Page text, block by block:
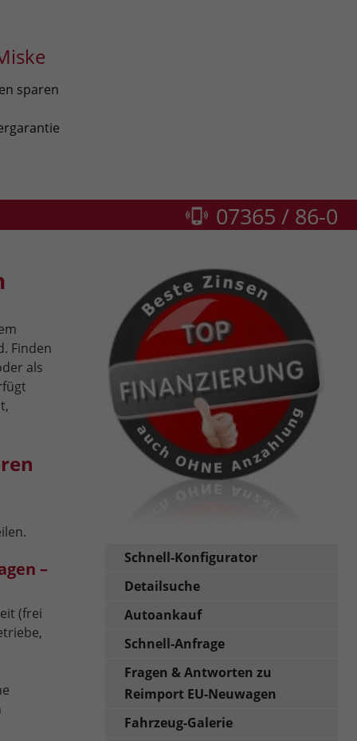
sparen
07365 / 86-0
Finden
als
–
(frei
Schnell-Konfigurator
Detailsuche
Autoankauf
Schnell-Anfrage
Fragen & Antworten zu
Reimport EU-Neuwagen
Fahrzeug-Galerie